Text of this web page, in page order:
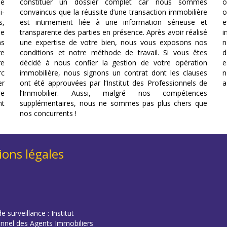
convaincus que la réussite d’une transaction immobilière
est intimement liée à une information sérieuse et
transparente des parties en présence. Après avoir réalisé
une expertise de votre bien, nous vous exposons nos
conditions et notre méthode de travail. Si vous êtes
décidé à nous confier la gestion de votre opération
immobilière, nous signons un contrat dont les clauses
ont été approuvées par l’Institut des Professionnels de
l’Immobilier. Aussi, malgré nos compétences
supplémentaires, nous ne sommes pas plus chers que
nos concurrents !
légales
surveillance : Institut
des Agents Immobiliers